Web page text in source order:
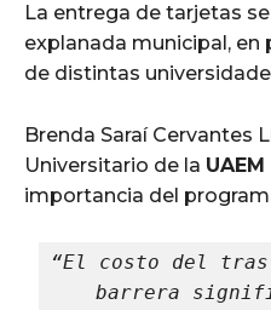
La entrega de tarjetas
explanada municipal, en
de distintas
Brenda Saraí Cervantes
Universitario de la
importancia del
“El costo del
barrera